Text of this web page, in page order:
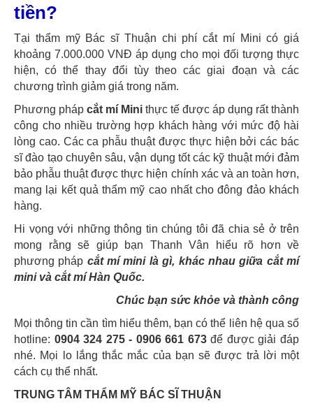
tiền?
Tại thẩm mỹ Bác sĩ Thuận chi phí cắt mí Mini có giá
khoảng 7.000.000 VNĐ áp dụng cho mọi đối tượng thực
hiện, có thể thay đổi tùy theo các giai đoạn và các
chương trình giảm giá trong năm.
Phương pháp cắt mí Mini thực tế được áp dụng rất thành
công cho nhiều trường hợp khách hàng với mức độ hài
lòng cao. Các ca phẫu thuật được thực hiện bởi các bác
sĩ đào tạo chuyên sâu, vận dụng tốt các kỹ thuật mới đảm
bảo phẫu thuật được thực hiện chính xác và an toàn hơn,
mang lại kết quả thẩm mỹ cao nhất cho đông đảo khách
hàng.
Hi vọng với những thông tin chúng tôi đã chia sẻ ở trên
mong rằng sẽ giúp bạn Thanh Vân hiểu rõ hơn về
phương pháp cắt mí mini là gì, khác nhau giữa cắt mí
mini và cắt mí Hàn Quốc.
Chúc bạn sức khỏe và thành công
Mọi thông tin cần tìm hiểu thêm, bạn có thể liên hệ qua số
hotline: 0904 324 275 - 0906 661 673để được giải đáp
nhé. Mọi lo lắng thắc mắc của bạn sẽ được trả lời một
cách cụ thể nhất.
TRUNG TÂM THẨM MỸ BÁC SĨ THUẬN